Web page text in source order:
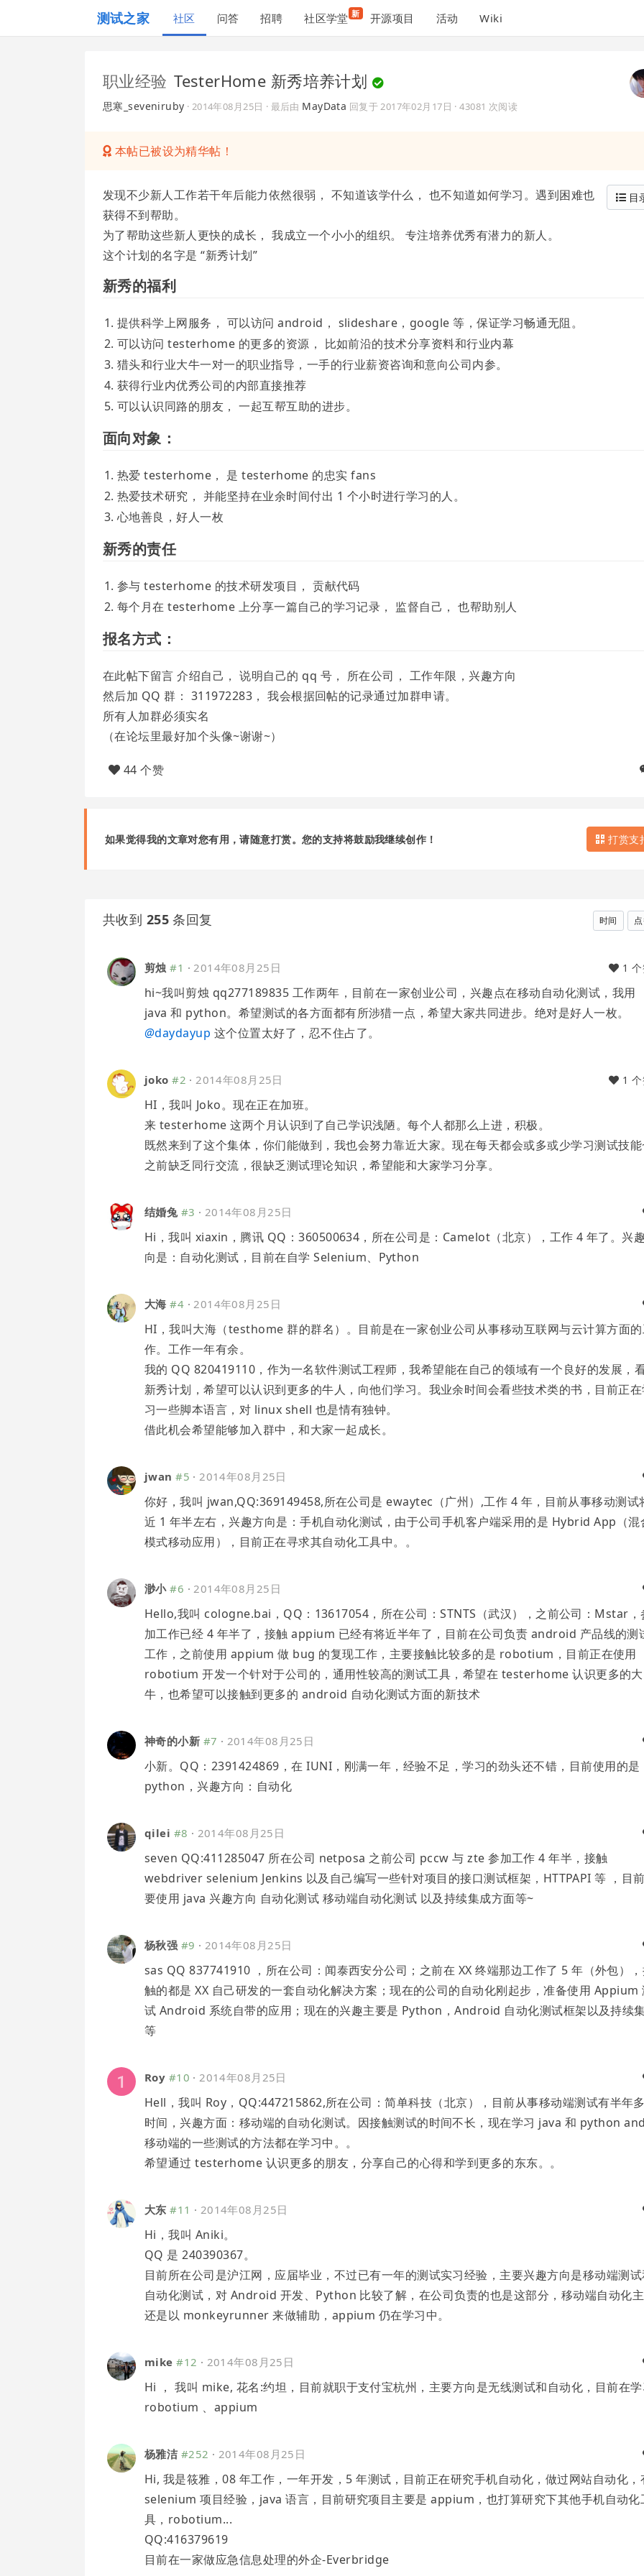
测试之家 社区 问答 招聘 社区学堂 新 开源项目 活动 Wiki
职业经验 TesterHome 新秀培养计划
思寒_seveniruby · 2014年08月25日 · 最后由 MayData 回复于2017年02月17日 · 43081 次阅读
本帖已被设为精华帖！
目
发现不少新人工作若干年后能力依然很弱， 不知道该学什么， 也不知道如何学习。遇到困难也
获得不到帮助。
为了帮助这些新人更快的成长， 我成立一个小小的组织。 专注培养优秀有潜力的新人。
这个计划的名字是 “新秀计划”
新秀的福利
提供科学上网服务， 可以访问 android， slideshare，google 等，保证学习畅通无阻。
可以访问 testerhome 的更多的资源， 比如前沿的技术分享资料和行业内幕
猎头和行业大牛一对一的职业指导，一手的行业薪资咨询和意向公司内参。
获得行业内优秀公司的内部直接推荐
可以认识同路的朋友， 一起互帮互助的进步。
面向对象：
热爱 testerhome， 是 testerhome 的忠实 fans
热爱技术研究， 并能坚持在业余时间付出 1 个小时进行学习的人。
心地善良，好人一枚
新秀的责任
参与 testerhome 的技术研发项目， 贡献代码
每个月在 testerhome 上分享一篇自己的学习记录， 监督自己， 也帮助别人
报名方式：
在此帖下留言 介绍自己， 说明自己的 qq 号， 所在公司， 工作年限，兴趣方向
然后加 QQ 群： 311972283， 我会根据回帖的记录通过加群申请。
所有人加群必须实名
（在论坛里最好加个头像~谢谢~）
44 个赞
如果觉得我的文章对您有用，请随意打赏。您的支持将鼓励我继续创作！ 打赏支
共收到 255条回复 时间
剪烛 #1 ·2014年08月25日 1
hi~我叫剪烛 qq277189835 工作两年，目前在一家创业公司，兴趣点在移动自动化测试，我用
java 和 python。希望测试的各方面都有所涉猎一点，希望大家共同进步。绝对是好人一枚。
@daydayup 这个位置太好了，忍不住占了。
joko #2 ·2014年08月25日 1
HI，我叫 Joko。现在正在加班。
来 testerhome 这两个月认识到了自己学识浅陋。每个人都那么上进，积极。
既然来到了这个集体，你们能做到，我也会努力靠近大家。现在每天都会或多或少学习测试技
之前缺乏同行交流，很缺乏测试理论知识，希望能和大家学习分享。
结婚兔 #3 · 2014年08月25日
Hi，我叫 xiaxin，腾讯 QQ：360500634，所在公司是：Camelot（北京），工作 4 年了。兴
向是：自动化测试，目前在自学 Selenium、Python
大海 #4 ·2014年08月25日
HI，我叫大海（testhome 群的群名）。目前是在一家创业公司从事移动互联网与云计算方面
作。工作一年有余。
我的 QQ 820419110，作为一名软件测试工程师，我希望能在自己的领域有一个良好的发展，
新秀计划，希望可以认识到更多的牛人，向他们学习。我业余时间会看些技术类的书，目前正
习一些脚本语言，对 linux shell 也是情有独钟。
借此机会希望能够加入群中，和大家一起成长。
jwan #5 ·2014年08月25日
你好，我叫 jwan,QQ:369149458,所在公司是 ewaytec（广州）,工作 4 年，目前从事移动测试
近 1 年半左右，兴趣方向是：手机自动化测试，由于公司手机客户端采用的是 Hybrid App（混
模式移动应用），目前正在寻求其自动化工具中。。
渺小 #6 ·2014年08月25日
Hello,我叫 cologne.bai，QQ：13617054，所在公司：STNTS（武汉），之前公司：Mstar，
加工作已经 4 年半了，接触 appium 已经有将近半年了，目前在公司负责 android 产品线的测
工作，之前使用 appium 做 bug 的复现工作，主要接触比较多的是 robotium，目前正在使用
robotium 开发一个针对于公司的，通用性较高的测试工具，希望在 testerhome 认识更多的大
牛，也希望可以接触到更多的 android 自动化测试方面的新技术
神奇的小新 #7 · 2014年08月25日
小新。QQ：2391424869，在 IUNI，刚满一年，经验不足，学习的劲头还不错，目前使用的是
python，兴趣方向：自动化
qilei #8 · 2014年08月25日
seven QQ:411285047 所在公司 netposa 之前公司 pccw 与 zte 参加工作 4 年半，接触
webdriver selenium Jenkins 以及自己编写一些针对项目的接口测试框架，HTTPAPI 等 ，目
要使用 java 兴趣方向 自动化测试 移动端自动化测试 以及持续集成方面等~
杨秋强 #9 · 2014年08月25日
sas QQ 837741910 ，所在公司：闻泰西安分公司；之前在 XX 终端那边工作了 5 年（外包）
触的都是 XX 自己研发的一套自动化解决方案；现在的公司的自动化刚起步，准备使用 Appium
试 Android 系统自带的应用；现在的兴趣主要是 Python，Android 自动化测试框架以及持续
等
Roy #10 ·2014年08月25日
Hell，我叫 Roy，QQ:447215862,所在公司：简单科技（北京），目前从事移动端测试有半年
时间，兴趣方面：移动端的自动化测试。因接触测试的时间不长，现在学习 java 和 python
移动端的一些测试的方法都在学习中。。
希望通过 testerhome 认识更多的朋友，分享自己的心得和学到更多的东东。。
大东 #11 · 2014年08月25日
Hi，我叫 Aniki。
QQ 是 240390367。
目前所在公司是沪江网，应届毕业，不过已有一年的测试实习经验，主要兴趣方向是移动端测
自动化测试，对 Android 开发、Python 比较了解，在公司负责的也是这部分，移动端自动化
还是以 monkeyrunner 来做辅助，appium 仍在学习中。
mike #12 · 2014年08月25日
Hi ， 我叫 mike, 花名:约坦，目前就职于支付宝杭州，主要方向是无线测试和自动化，目前在
robotium 、appium
杨雅洁 #252 · 2014年08月25日
Hi, 我是筱雅，08 年工作，一年开发，5 年测试，目前正在研究手机自动化，做过网站自动化，
selenium 项目经验，java 语言，目前研究项目主要是 appium，也打算研究下其他手机自动化
具，robotium...
QQ:416379619
目前在一家做应急信息处理的外企-Everbridge